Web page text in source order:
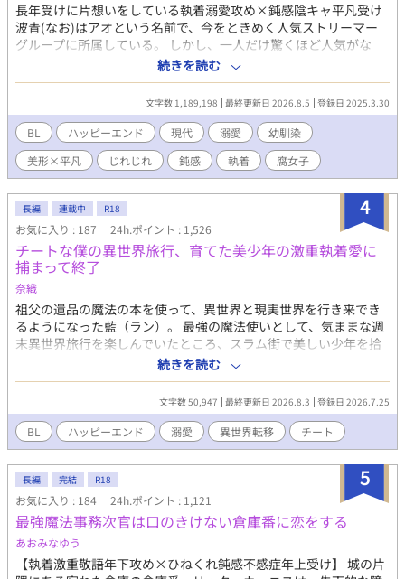
長年受けに片想いをしている執着溺愛攻め×鈍感陰キャ平凡受け
波青(なお)はアオという名前で、今をときめく人気ストリーマー
グループに所属している。 しかし、一人だけ驚くほど人気がな
い。 他のメンバーは、モデル、歌い手、プロゲーマー、ゲーム実
況者などそれぞれ特技を持った美形揃い。その中でアオだけ平凡
顔でなんの特技もないので浮いている。 しかも、アオは空気が読
めない、何を言ってもスベる、失言をしてしまうなどの悪癖のせ
いで、アンチをたくさん抱えている。 グループに入れたのだっ
て、ブラック企業にぶつかり病んでいたアオを、幼馴染で完璧人
間の秋風(配信者名、アキ)が優しさで誘ってくれたからに過ぎな
い。 すっかり自身の存在意義を見失っていたアオは、ある日自分
たちについている腐女子ファンの存在をネット上で見つけた。 ど
うやら彼女らは幼馴染のアキ×アオをカップリングして妄想する
ことで、日々の活力を得ているとかなんとか。興味が惹かれたの
で、アオは配信者本人であることは隠しつつ腐女子界隈に潜入す
ることにした。 その日から、彼女らを喜ばせ自身の人気を上げよ
うと、配信上でアキにひたすら営業BLを仕掛けるアオ。すると、
なぜかアキが固まって…。 (ムーンライトノベルズさんにも投稿し
ています)
続きを読む
文字数 1,189,198 最終更新日 2026.8.5 登録日 2025.3.30
BL ハッピーエンド 現代 溺愛
幼馴染
美形×平凡
じれじれ 鈍感 執着 腐女子
4
長編 連載中 R18
お気に入り : 187 24h.ポイント : 1,526
チートな僕の異世界旅行、育てた美少年の激重執着愛に
捕まって終了
奈織
祖父の遺品の魔法の本を使って、異世界と現実世界を行き来でき
るようになった藍（ラン）。 最強の魔法使いとして、気ままな週
末異世界旅行を楽しんでいたところ、スラム街で美しい少年を拾
う。 養子として立派に育てたと思っていたのに、なぜか彼は藍へ
の愛情をこじらせた激重のヤンデレになっていて——…！？ 「あ
ぁ……これで、やっと俺だけのラン様だ」 年の差BL。 年下イケメ
ンヤンデレ攻め × 年上異世界チート鈍感美人受け ・全２５話完
結予定 ・ゆる監禁、ちょっと無理やりな性行為があります
続きを読む
文字数 50,947 最終更新日 2026.8.3 登録日 2026.7.25
BL ハッピーエンド 溺愛 異世界転移 チート
5
長編 完結 R18
お気に入り : 184 24h.ポイント : 1,121
最強魔法事務次官は口のきけない倉庫番に恋をする
あおみなゆう
【執着激重敬語年下攻め×ひねくれ鈍感不感症年上受け】 城の片